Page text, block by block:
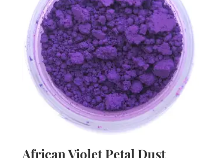
African Violet Petal Dust